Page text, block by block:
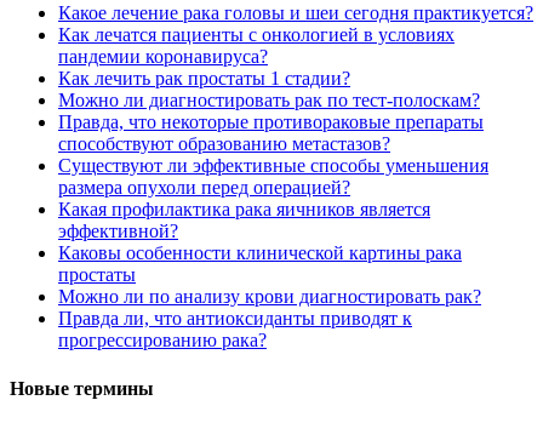
Какое лечение рака головы и шеи сегодня практикуется?
Как лечатся пациенты с онкологией в условиях
пандемии коронавируса?
Как лечить рак простаты 1 стадии?
Можно ли диагностировать рак по тест-полоскам?
Правда, что некоторые противораковые препараты
способствуют образованию метастазов?
Существуют ли эффективные способы уменьшения
размера опухоли перед операцией?
Какая профилактика рака яичников является
эффективной?
Каковы особенности клинической картины рака
простаты
Можно ли по анализу крови диагностировать рак?
Правда ли, что антиоксиданты приводят к
прогрессированию рака?
Новые термины